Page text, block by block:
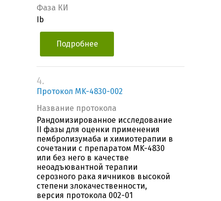
Фаза КИ
Ib
Подробнее
4.
Протокол MK-4830-002
Название протокола
Рандомизированное исследование
II фазы для оценки применения
пембролизумаба и химиотерапии в
сочетании с препаратом MK-4830
или без него в качестве
неоадъювантной терапии
серозного рака яичников высокой
степени злокачественности,
версия протокола 002-01